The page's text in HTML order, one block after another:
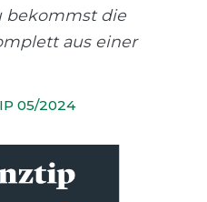
bekommst die
aus einer
05/2024